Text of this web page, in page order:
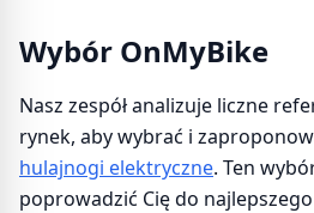
Wybór OnMyBike
Nasz zespół analizuje liczne
rynek, aby wybrać i
hulajnogi elektryczne. Ten
poprowadzić Cię do